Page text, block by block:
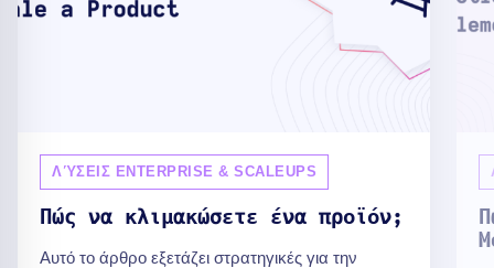
ΛΎΣΕΙΣ ENTERPRISE & SCALEUPS
Πώς να κλιμακώσετε ένα προϊόν;
Αυτό το άρθρο εξετάζει στρατηγικές για την